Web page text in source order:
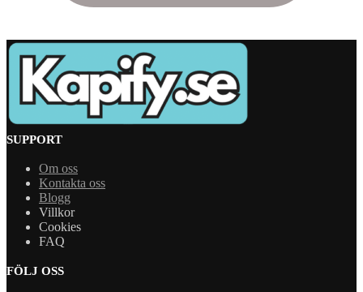
SUPPORT
Om oss
Kontakta oss
Blogg
Villkor
Cookies
FAQ
FÖLJ OSS